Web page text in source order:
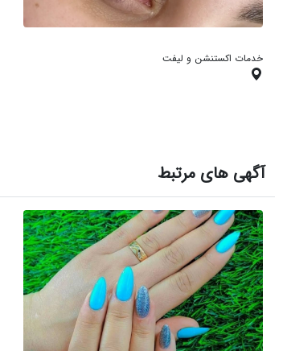
خدمات اکستنشن و لیفت
آگهی های مرتبط